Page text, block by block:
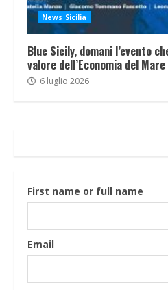
News Sicilia
Blue Sicily, domani l’evento
valore dell’Economia del Mare
6 luglio 2026
First name or full name
Email